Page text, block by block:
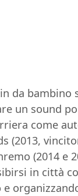
da
un sound
come
(2013,
(2014 e
in città